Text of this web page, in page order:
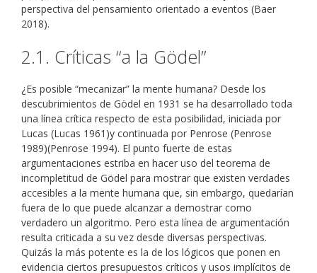
perspectiva del pensamiento orientado a eventos (Baer
2018).
2.1. Críticas “a la Gödel”
¿Es posible “mecanizar” la mente humana? Desde los
descubrimientos de Gödel en 1931 se ha desarrollado toda
una línea crítica respecto de esta posibilidad, iniciada por
Lucas (Lucas 1961)y continuada por Penrose (Penrose
1989)(Penrose 1994). El punto fuerte de estas
argumentaciones estriba en hacer uso del teorema de
incompletitud de Gödel para mostrar que existen verdades
accesibles a la mente humana que, sin embargo, quedarían
fuera de lo que puede alcanzar a demostrar como
verdadero un algoritmo. Pero esta línea de argumentación
resulta criticada a su vez desde diversas perspectivas.
Quizás la más potente es la de los lógicos que ponen en
evidencia ciertos presupuestos críticos y usos implícitos de